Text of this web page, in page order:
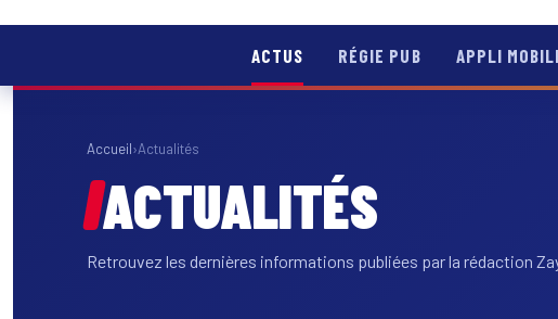
ACTUS RÉGIE PUB APPLI
Accueil›Actualités
ACTUALITÉS
Retrouvez les dernières informations publiées par la rédaction